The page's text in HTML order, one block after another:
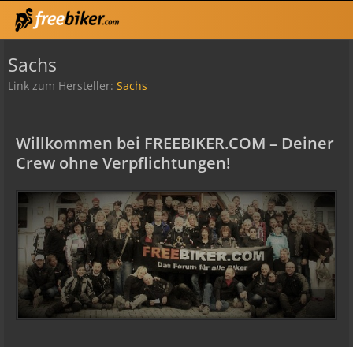
Sachs
Link zum Hersteller: Sachs
Willkommen bei FREEBIKER.COM – Deiner
Crew ohne Verpflichtungen!